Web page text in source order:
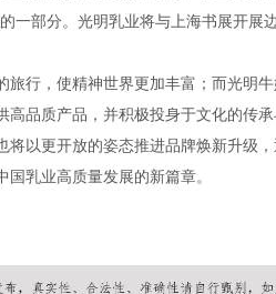
一部分。光明乳业将与上海书展开
旅行，使精神世界更加丰富；而光明
高品质产品，并积极投身于文化的传
将以更开放的姿态推进品牌焕新升级
国乳业高质量发展的新篇章。